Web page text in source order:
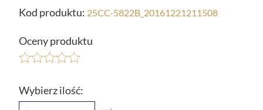
Kod produktu: 25CC-5822B_20161221211508
Oceny produktu
Wybierz ilość: